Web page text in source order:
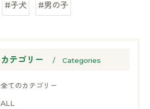
#子犬 #男の子
カテゴリー Categories
全てのカテゴリー
ALL